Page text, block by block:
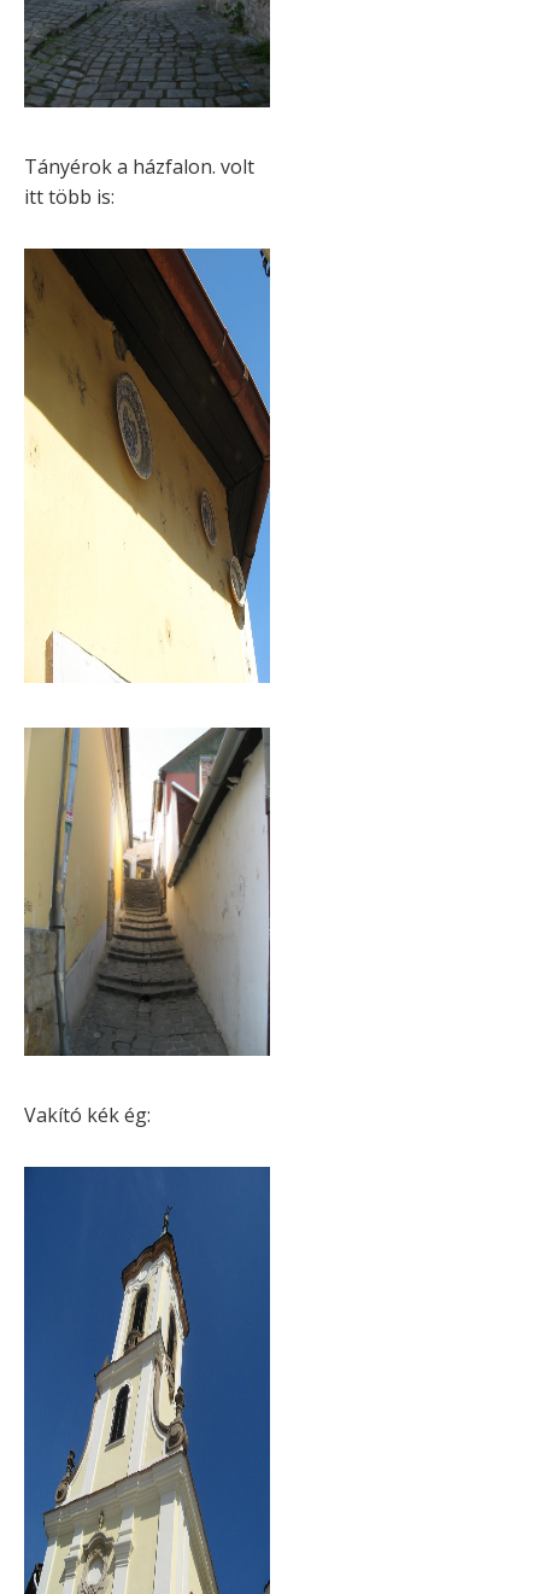
Tányérok a házfalon. volt
itt több is:
Vakító kék ég: